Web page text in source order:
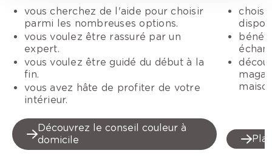
vous cherchez de l'aide pour choisir
parmi les nombreuses options.
vous voulez être rassuré par un
expert.
vous voulez être guidé du début à la
fin.
vous avez hâte de profiter de votre
intérieur.
Découvrez le conseil couleur à
domicile